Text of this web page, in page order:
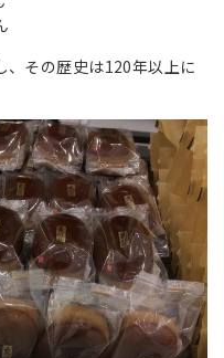
その歴史は120年以上に